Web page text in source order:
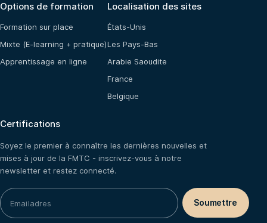
Options de formation
Formation sur place
Mixte (E-learning + pratique)
Apprentissage en ligne
Localisation des sites
États-Unis
Les Pays-Bas
Arabie Saoudite
France
Belgique
Certifications
Soyez le premier à connaître les dernières nouvelles et
mises à jour de la FMTC - inscrivez-vous à notre
newsletter et restez connecté.